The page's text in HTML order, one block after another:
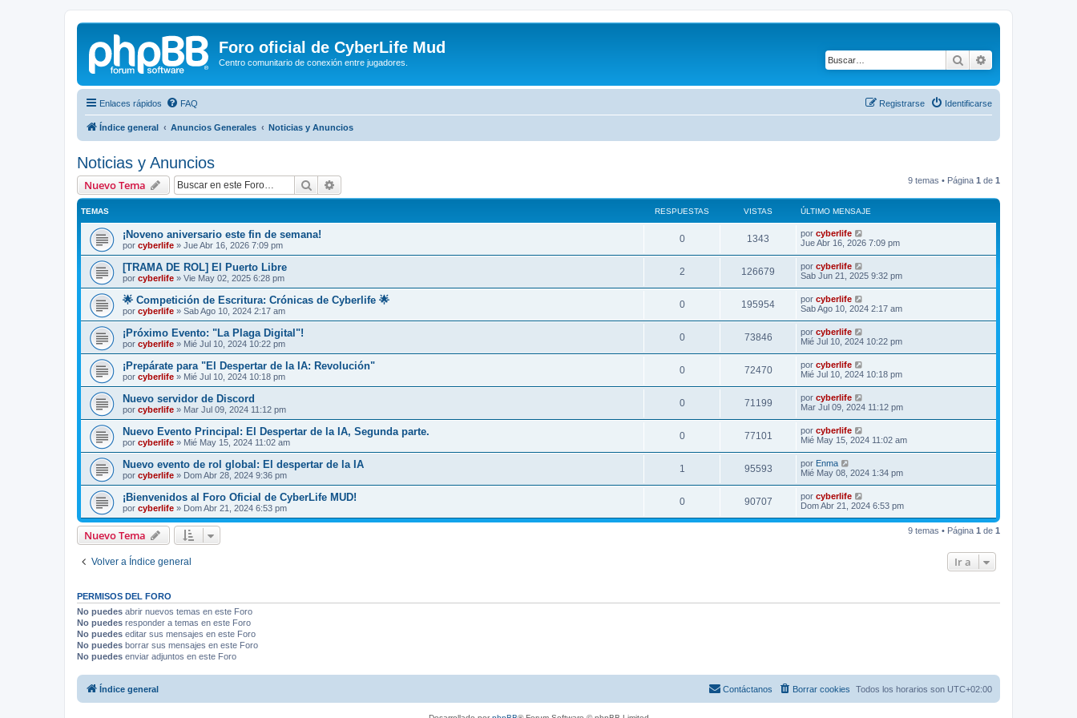
Foro oficial de CyberLife Mud
Centro comunitario de conexión entre jugadores. Buscar
Enlaces rápidos FAQ Identificarse
Registrarse
Índice general Anuncios Generales Noticias y Anuncios
Noticias y Anuncios
Nuevo Tema Buscar 9 temas • Página 1 de 1
TEMAS RESPUESTAS VISTAS ÚLTIMO MENSAJE
¡Noveno aniversario este fin de semana!
por cyberlife » Jue Abr 16, 2026 7:09 pm
0 1343 por cyberlife
Jue Abr 16, 2026 7:09 pm
[TRAMA DE ROL] El Puerto Libre
por cyberlife » Vie May 02, 2025 6:28 pm
2 126679 por cyberlife
Sab Jun 21, 2025 9:32 pm
🌟 Competición de Escritura: Crónicas de Cyberlife 🌟
por cyberlife » Sab Ago 10, 2024 2:17 am
0 195954 por cyberlife
Sab Ago 10, 2024 2:17 am
¡Próximo Evento: "La Plaga Digital"!
por cyberlife » Mié Jul 10, 2024 10:22 pm
0 73846 por cyberlife
Mié Jul 10, 2024 10:22 pm
¡Prepárate para "El Despertar de la IA: Revolución"
por cyberlife » Mié Jul 10, 2024 10:18 pm
0 72470 por cyberlife
Mié Jul 10, 2024 10:18 pm
Nuevo servidor de Discord
por cyberlife » Mar Jul 09, 2024 11:12 pm
0 71199 por cyberlife
Mar Jul 09, 2024 11:12 pm
Nuevo Evento Principal: El Despertar de la IA, Segunda parte.
por cyberlife » Mié May 15, 2024 11:02 am
0 77101 por cyberlife
Mié May 15, 2024 11:02 am
Nuevo evento de rol global: El despertar de la IA
por cyberlife » Dom Abr 28, 2024 9:36 pm
1 95593 por Enma
Mié May 08, 2024 1:34 pm
¡Bienvenidos al Foro Oficial de CyberLife MUD!
por cyberlife » Dom Abr 21, 2024 6:53 pm
0 90707 por cyberlife
Dom Abr 21, 2024 6:53 pm
Nuevo Tema 9 temas • Página 1 de 1
Volver a Índice general Ir a
PERMISOS DEL FORO
No puedes abrir nuevos temas en este Foro
No puedes responder a temas en este Foro
No puedes editar sus mensajes en este Foro
No puedes borrar sus mensajes en este Foro
No puedes enviar adjuntos en este Foro
Índice general Todos los horarios son UTC+02:00
Borrar cookies
Contáctanos